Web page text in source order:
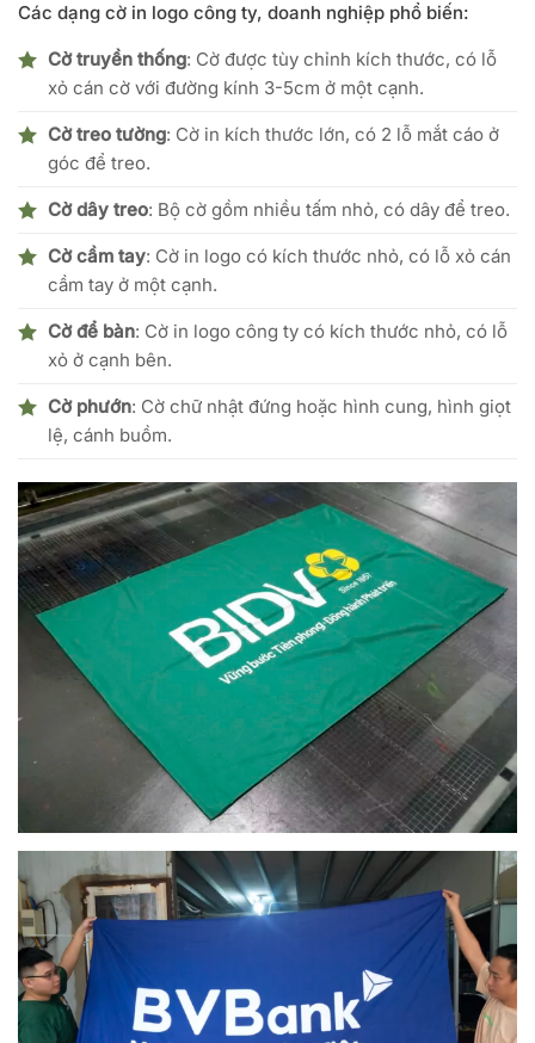
Các dạng cờ in logo công ty, doanh nghiệp phổ biến:
Cờ truyền thống: Cờ được tùy chỉnh kích thước, có lỗ
xỏ cán cờ với đường kính 3-5cm ở một cạnh.
Cờ treo tường: Cờ in kích thước lớn, có 2 lỗ mắt cáo ở
góc để treo.
Cờ dây treo: Bộ cờ gồm nhiều tấm nhỏ, có dây để treo.
Cờ cầm tay: Cờ in logo có kích thước nhỏ, có lỗ xỏ cán
cầm tay ở một cạnh.
Cờ để bàn: Cờ in logo công ty có kích thước nhỏ, có lỗ
xỏ ở cạnh bên.
Cờ phướn: Cờ chữ nhật đứng hoặc hình cung, hình giọt
lệ, cánh buồm.
Dịch vụ in cờ được nhiều công ty, tập đoàn tin tưởng lựa